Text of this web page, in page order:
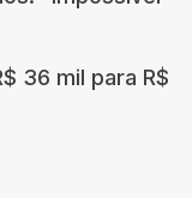
36 mil para R$